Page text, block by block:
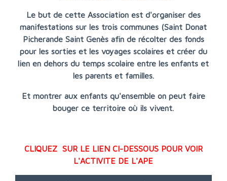
Le but de cette Association est d'organiser des
manifestations sur les trois communes (Saint Donat
Picherande Saint Genès afin de récolter des fonds
pour les sorties et les voyages scolaires et créer du
lien en dehors du temps scolaire entre les enfants et
les parents et familles.
Et montrer aux enfants qu'ensemble on peut faire
bouger ce territoire où ils vivent.
CLIQUEZ SUR LE LIEN CI-DESSOUS POUR VOIR
L'ACTIVITE DE L'APE